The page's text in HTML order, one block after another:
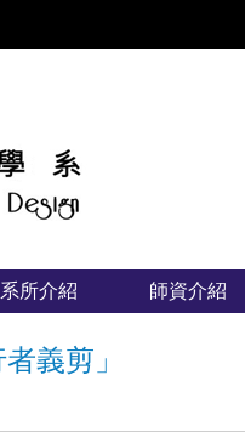
系所介紹 師資介紹
義剪」